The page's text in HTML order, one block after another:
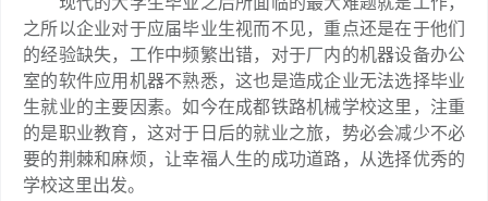
之所以企业对于应届毕业生视而不见，重点还是在于他们
的经验缺失，工作中频繁出错，对于厂内的机器设备办公
室的软件应用机器不熟悉，这也是造成企业无法选择毕业
生就业的主要因素。如今在成都铁路机械学校这里，注重
的是职业教育，这对于日后的就业之旅，势必会减少不必
要的荆棘和麻烦，让幸福人生的成功道路，从选择优秀的
学校这里出发。